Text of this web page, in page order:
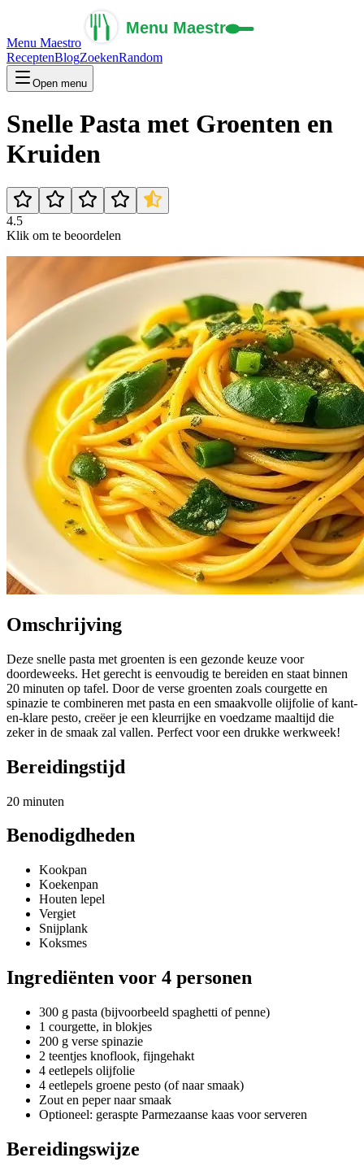
Menu Maestro
ReceptenBlogZoekenRandom
Open menu
Snelle Pasta met Groenten en
Kruiden
4.5
Klik om te beoordelen
Omschrijving
Deze snelle pasta met groenten is een gezonde keuze voor
doordeweeks. Het gerecht is eenvoudig te bereiden en staat binnen
20 minuten op tafel. Door de verse groenten zoals courgette en
spinazie te combineren met pasta en een smaakvolle olijfolie of kant-
en-klare pesto, creëer je een kleurrijke en voedzame maaltijd die
zeker in de smaak zal vallen. Perfect voor een drukke werkweek!
Bereidingstijd
20 minuten
Benodigdheden
Kookpan
Koekenpan
Houten lepel
Vergiet
Snijplank
Koksmes
Ingrediënten voor 4 personen
300 g pasta (bijvoorbeeld spaghetti of penne)
1 courgette, in blokjes
200 g verse spinazie
2 teentjes knoflook, fijngehakt
4 eetlepels olijfolie
4 eetlepels groene pesto (of naar smaak)
Zout en peper naar smaak
Optioneel: geraspte Parmezaanse kaas voor serveren
Bereidingswijze